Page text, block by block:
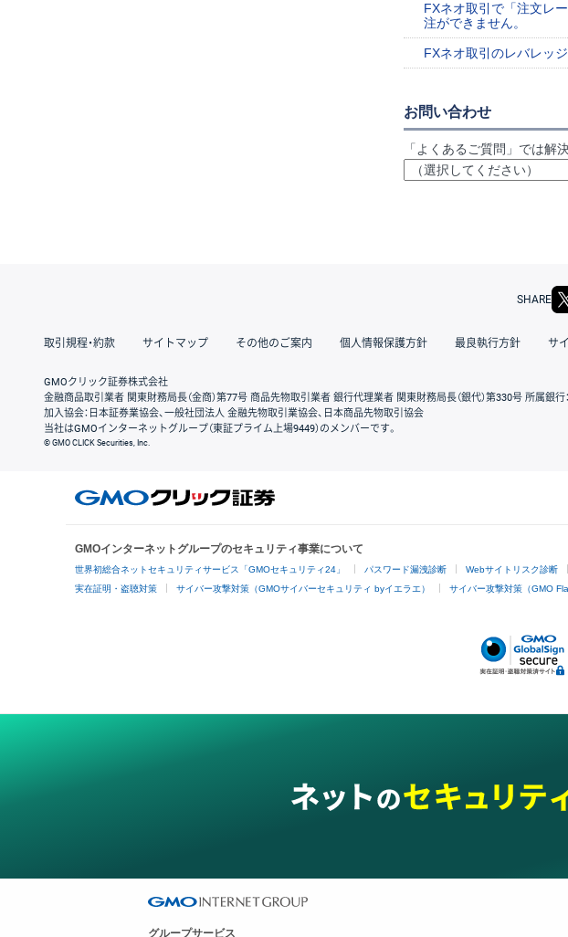
FXネオ取引で「注文レ
注ができません。
FXネオ取引のレバレッ
お問い合わせ
「よくあるご質問」では
SHARE
取引規程・約款 サイトマップ その他のご案内 個人情報保護方針 最良執行方針 サ
GMOクリック証券株式会社
金融商品取引業者 関東財務局長（金商）第77号 商品先物取引業者 銀行代理業者 関東財務局長（銀代）第330号 所属銀
加入協会：日本証券業協会、一般社団法人 金融先物取引業協会、日本商品先物取引協会
当社はGMOインターネットグループ（東証プライム上場9449）のメンバーです。
© GMO CLICK Securities, Inc.
GMOインターネットグループのセキュリティ事業について
世界初総合ネットセキュリティサービス「GMOセキュリティ24」 パスワード漏洩診断 Webサイトリスク診断
実在証明・盗聴対策 サイバー攻撃対策（GMOサイバーセキュリティ byイエラエ） サイバー攻撃対策（GMO
グループサービス